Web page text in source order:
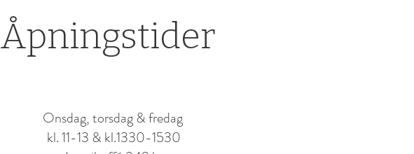
Åpningstider
Onsdag, torsdag & fredag ​
kl. 11-13 & kl.1330-1530